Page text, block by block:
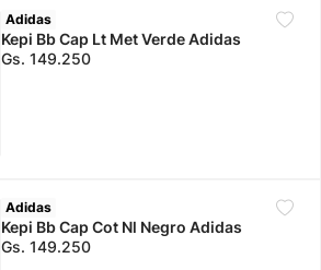
Adidas
Kepi Bb Cap Lt Met Verde Adidas
Gs. 149.250
Adidas
Kepi Bb Cap Cot Nl Negro Adidas
Gs. 149.250